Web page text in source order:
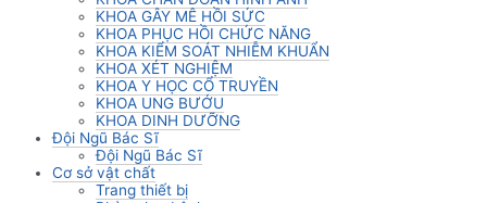
KHOA GÂY MÊ HỒI SỨC
KHOA PHỤC HỒI CHỨC NĂNG
KHOA KIỂM SOÁT NHIỄM KHUẨN
KHOA XÉT NGHIỆM
KHOA Y HỌC CỔ TRUYỀN
KHOA UNG BƯỚU
KHOA DINH DƯỠNG
Đội Ngũ Bác Sĩ
Đội Ngũ Bác Sĩ
Cơ sở vật chất
Trang thiết bị